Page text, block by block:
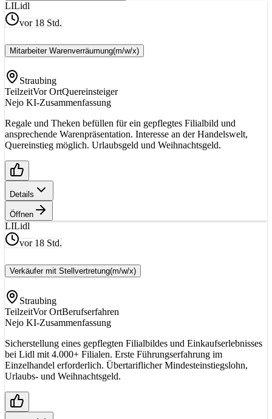
LILidl
vor 18 Std.
Mitarbeiter Warenverräumung(m/w/x)
Straubing
TeilzeitVor OrtQuereinsteiger
Nejo KI-Zusammenfassung
Regale und Theken befüllen für ein gepflegtes Filialbild und
ansprechende Warenpräsentation. Interesse an der Handelswelt,
Quereinstieg möglich. Urlaubsgeld und Weihnachtsgeld.
Details
Öffnen
LILidl
vor 18 Std.
Verkäufer mit Stellvertretung(m/w/x)
Straubing
TeilzeitVor OrtBerufserfahren
Nejo KI-Zusammenfassung
Sicherstellung eines gepflegten Filialbildes und Einkaufserlebnisses
bei Lidl mit 4.000+ Filialen. Erste Führungserfahrung im
Einzelhandel erforderlich. Übertariflicher Mindesteinstiegslohn,
Urlaubs- und Weihnachtsgeld.